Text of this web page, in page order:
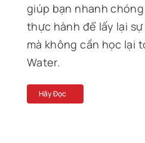
giúp bạn nhanh
thực hành để lấy lại
mà không cần học lại
Water.
Hãy Đọc